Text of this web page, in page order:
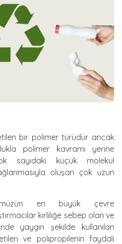
bir polimer türüdür ancak
polimer kavramı yerine
sayıdaki küçük molekül
oluşan çok uzun
en büyük çevre
kirliliğe sebep olan ve
yaygın şekilde kullanılan
ve polipropilenin faydalı